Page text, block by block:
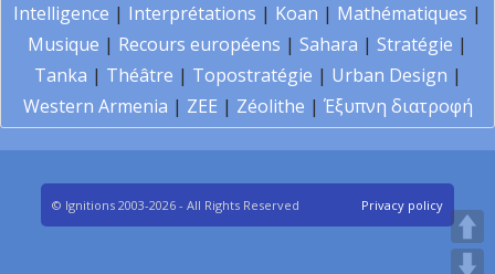
Intelligence | Interprétations | Koan | Mathématiques |
Musique | Recours européens | Sahara | Stratégie |
Tanka | Théâtre | Topostratégie | Urban Design |
Western Armenia | ZEE | Zéolithe | Έξυπνη διατροφή
© Ignitions 2003-2026 - All Rights Reserved Privacy policy